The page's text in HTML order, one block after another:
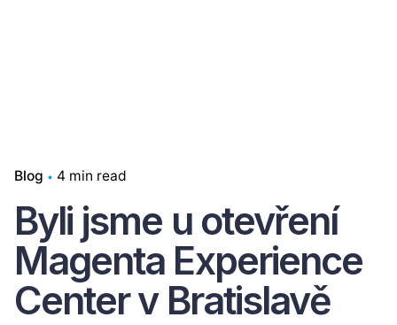
Blog 4 min read
Byli jsme u otevření
Magenta Experience
Center v Bratislavě